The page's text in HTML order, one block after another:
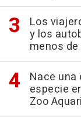
Los
y los
menos
Nace
especie
Zoo